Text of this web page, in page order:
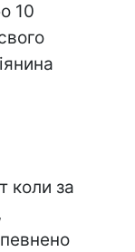
10
коли за